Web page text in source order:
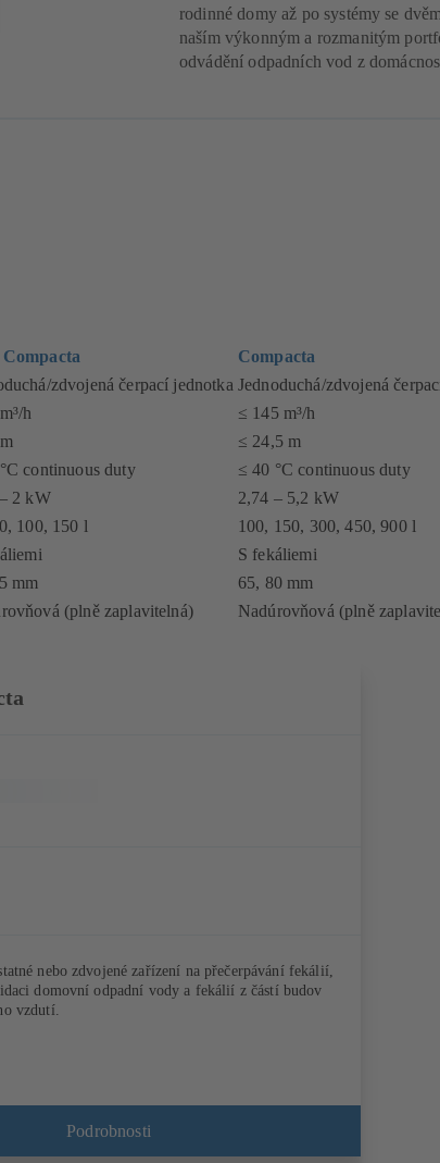
rodinné domy až po systémy se
naším výkonným a rozmanitým
odvádění odpadních vod z
Compacta
zdvojená čerpací jednotka Jednoduchá/zdvojená
h
≤ 145 m³/h
≤ 24,5 m
continuous duty
≤ 40 °C continuous duty
2 kW
2,74 – 5,2 kW
100, 150 l
100, 150, 300, 450, 900 l
S fekáliemi
mm
65, 80 mm
(plně zaplavitelná) Nadúrovňová (plně
nebo zdvojené zařízení na přečerpávání fekálií,
domovní odpadní vody a fekálií z částí budov
vzdutí.
Podrobnosti